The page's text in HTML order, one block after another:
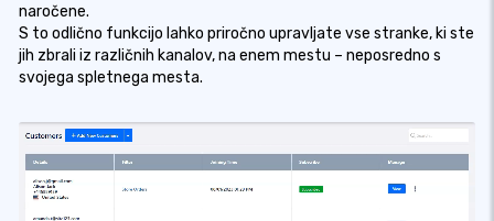
naročene.
S to odlično funkcijo lahko priročno upravljate vse stranke, ki ste
jih zbrali iz različnih kanalov, na enem mestu – neposredno s
svojega spletnega mesta.